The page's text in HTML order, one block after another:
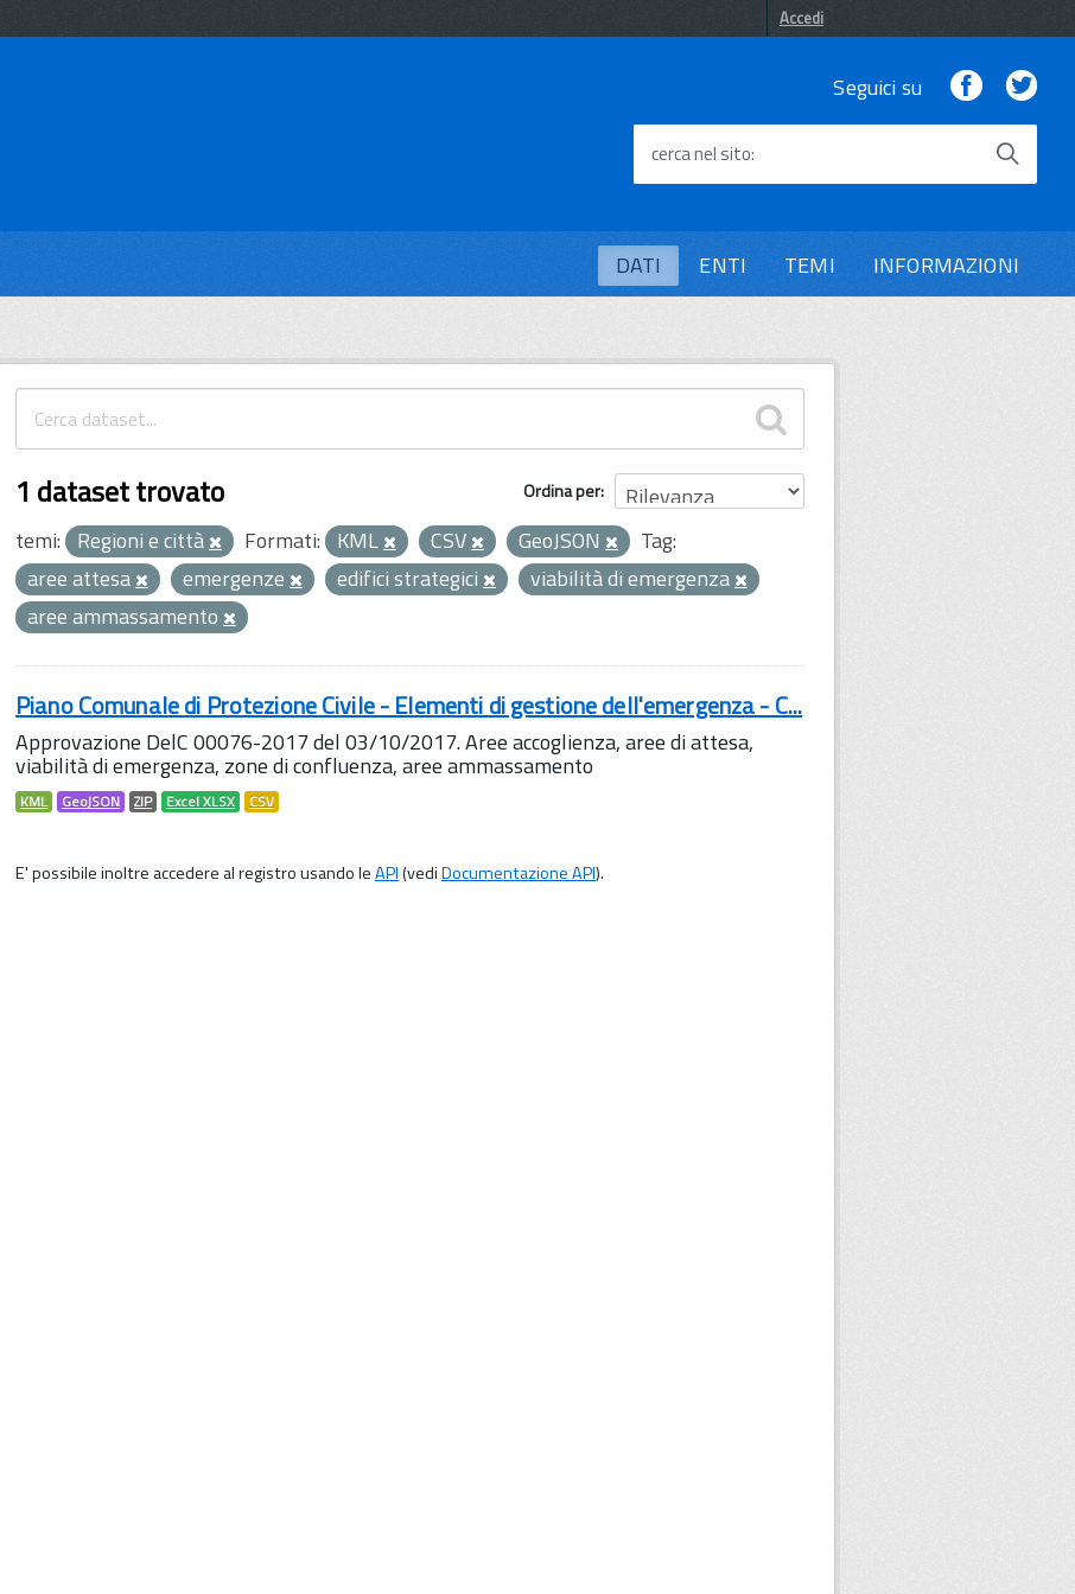
Accedi
Seguici su Facebook
cerca nel sito
DATI ENTI TEMI INFORMAZIONI
Ordina per
1 dataset trovato
temi: Regioni e città Formati: KML CSV GeoJSON
Tag:
aree attesa
emergenze edifici strategici
viabilità di emergenza
aree ammassamento
Piano Comunale di Protezione Civile - Elementi di gestione dell'emergenza - C...
Approvazione DelC 00076-2017 del 03/10/2017. Aree accoglienza, aree di attesa,
viabilità di emergenza, zone di confluenza, aree ammassamento
KML GeoJSON ZIP Excel XLSX CSV
E' possibile inoltre accedere al registro usando leAPI(vediDocumentazione API).